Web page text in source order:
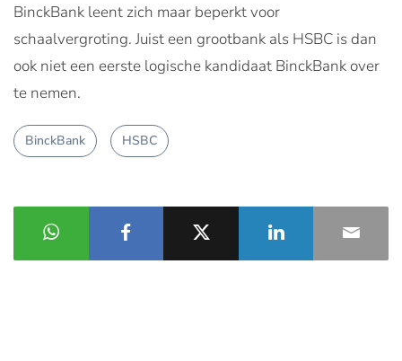
BinckBank leent zich maar beperkt voor
schaalvergroting. Juist een grootbank als HSBC is dan
ook niet een eerste logische kandidaat BinckBank over
te nemen.
BinckBank HSBC